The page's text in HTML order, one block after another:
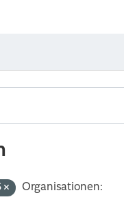
Organisationen: